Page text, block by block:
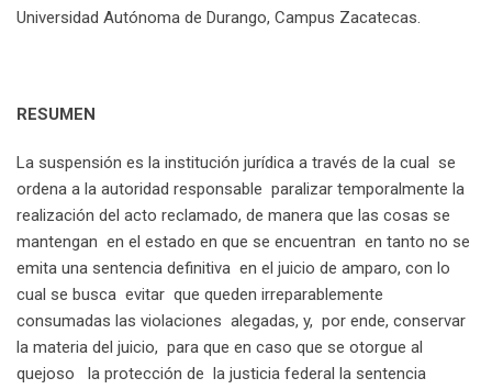
Universidad Autónoma de Durango, Campus Zacatecas.
RESUMEN
La suspensión es la institución jurídica a través de la cual se
ordena a la autoridad responsable paralizar temporalmente la
realización del acto reclamado, de manera que las cosas se
mantengan en el estado en que se encuentran en tanto no se
emita una sentencia definitiva en el juicio de amparo, con lo
cual se busca evitar que queden irreparablemente
consumadas las violaciones alegadas, y, por ende, conservar
la materia del juicio, para que en caso que se otorgue al
quejoso la protección de la justicia federal la sentencia